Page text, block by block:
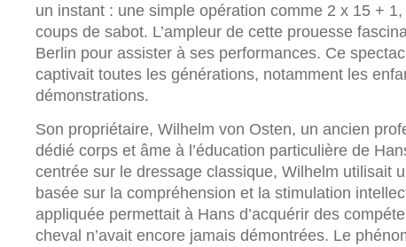
un instant : une simple opération comme 2 x 15 +
coups de sabot. L’ampleur de cette prouesse
Berlin pour assister à ses performances. Ce
captivait toutes les générations, notamment les
démonstrations.
Son propriétaire, Wilhelm von Osten, un ancien
dédié corps et âme à l’éducation particulière de
centrée sur le dressage classique, Wilhelm utilisait
basée sur la compréhension et la stimulation
appliquée permettait à Hans d’acquérir des
cheval n’avait encore jamais démontrées. Le